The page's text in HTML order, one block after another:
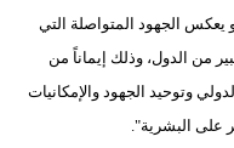
يعكس الجهود المتواصلة التي
من الدول، وذلك إيماناً من
وتوحيد الجهود والإمكانيات
على البشرية".